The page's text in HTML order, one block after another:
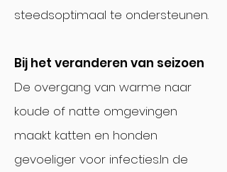
steedsoptimaal te ondersteunen.
Bij het veranderen van seizoen
De overgang van warme naar
koude of natte omgevingen
maakt katten en honden
gevoeliger voor infecties.In de